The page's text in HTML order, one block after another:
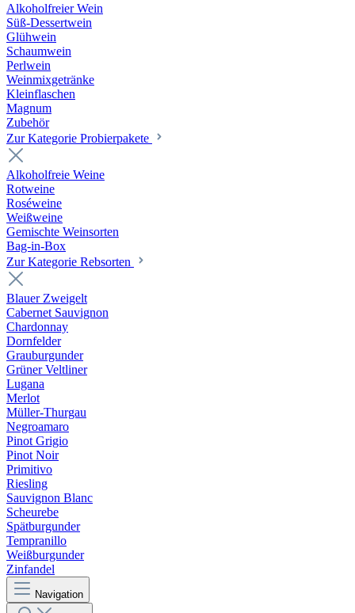
Alkoholfreier Wein
Süß-Dessertwein
Glühwein
Schaumwein
Perlwein
Weinmixgetränke
Kleinflaschen
Magnum
Zubehör
Zur Kategorie Probierpakete
Alkoholfreie Weine
Rotweine
Roséweine
Weißweine
Gemischte Weinsorten
Bag-in-Box
Zur Kategorie Rebsorten
Blauer Zweigelt
Cabernet Sauvignon
Chardonnay
Dornfelder
Grauburgunder
Grüner Veltliner
Lugana
Merlot
Müller-Thurgau
Negroamaro
Pinot Grigio
Pinot Noir
Primitivo
Riesling
Sauvignon Blanc
Scheurebe
Spätburgunder
Tempranillo
Weißburgunder
Zinfandel
Navigation